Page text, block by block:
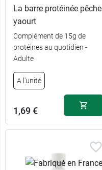
La barre protéinée pêche
yaourt
Complément de 15g de
protéines au quotidien -
Adulte
A l'unité
1,69 €